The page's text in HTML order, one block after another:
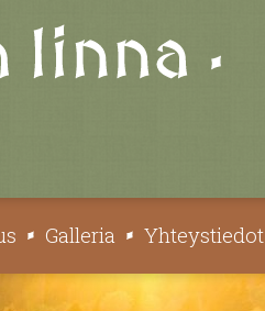
Galleria Yhteystiedot